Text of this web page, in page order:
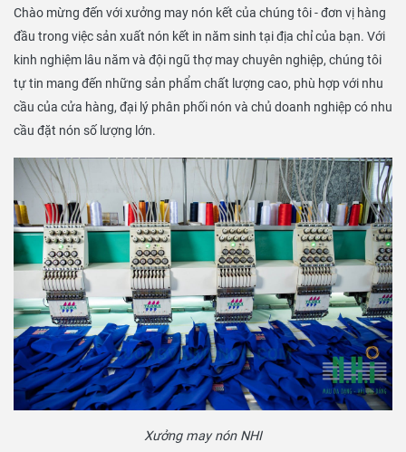
Chào mừng đến với xưởng may nón kết của chúng tôi - đơn vị hàng
đầu trong việc sản xuất nón kết in năm sinh tại địa chỉ của bạn. Với
kinh nghiệm lâu năm và đội ngũ thợ may chuyên nghiệp, chúng tôi
tự tin mang đến những sản phẩm chất lượng cao, phù hợp với nhu
cầu của cửa hàng, đại lý phân phối nón và chủ doanh nghiệp có nhu
cầu đặt nón số lượng lớn.
Xưởng may nón NHI